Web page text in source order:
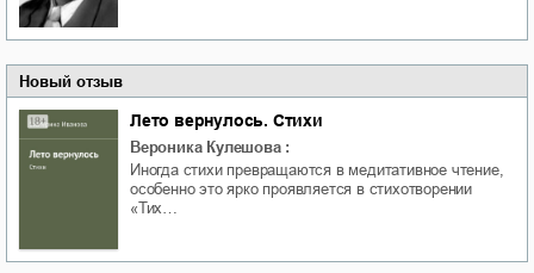
Новый отзыв
Лето вернулось. Стихи
Вероника Кулешова :
Иногда стихи превращаются в медитативное чтение,
особенно это ярко проявляется в стихотворении
«Тих…